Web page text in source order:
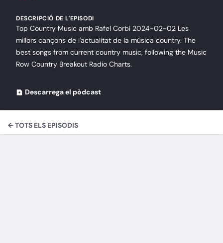
DESCRIPCIÓ DE L'EPISODI
Top Country Music amb Rafel Corbí 2024-02-02 Les
millors cançons de l'actualitat de la música country. The
best songs from current country music, following the Music
Row Country Breakout Radio Charts.
Descarrega el pòdcast
← TOTS ELS EPISODIS